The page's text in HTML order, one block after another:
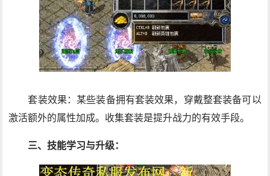
套装效果：某些装备拥有套装效果，穿戴整套装备可以
激活额外的属性加成。收集套装是提升战力的有效手段。
三、技能学习与升级：